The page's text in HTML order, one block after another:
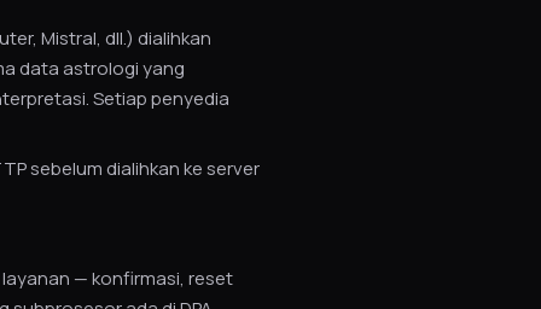
Mistral, dll.) dialihkan
data astrologi yang
Setiap penyedia
sebelum dialihkan ke server
— konfirmasi, reset